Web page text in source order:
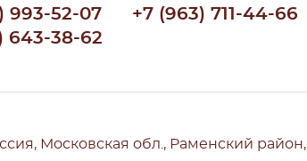
993-52-07
643-38-62
+7 (963) 711-44-66
Московская обл., Раменский район,